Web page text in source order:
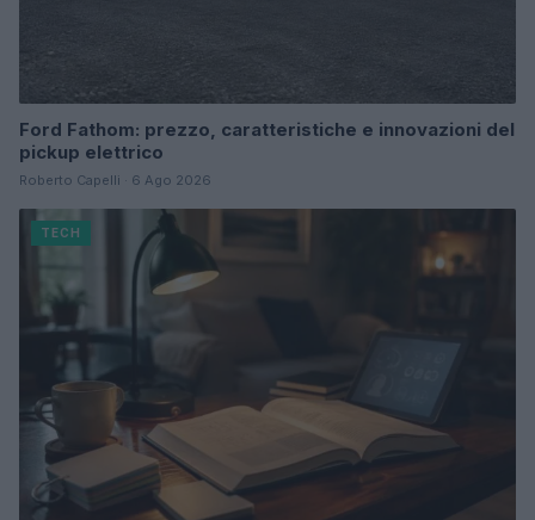
Ford Fathom: prezzo, caratteristiche e innovazioni del
pickup elettrico
Roberto Capelli · 6 Ago 2026
TECH